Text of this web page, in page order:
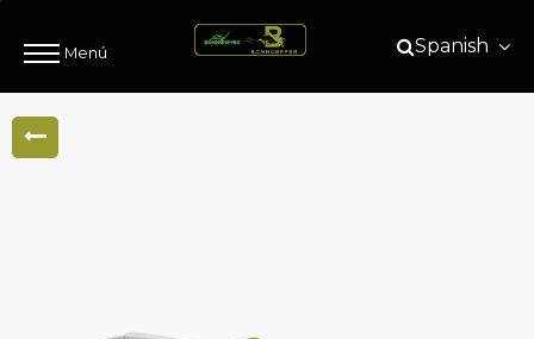
Menú Spanish